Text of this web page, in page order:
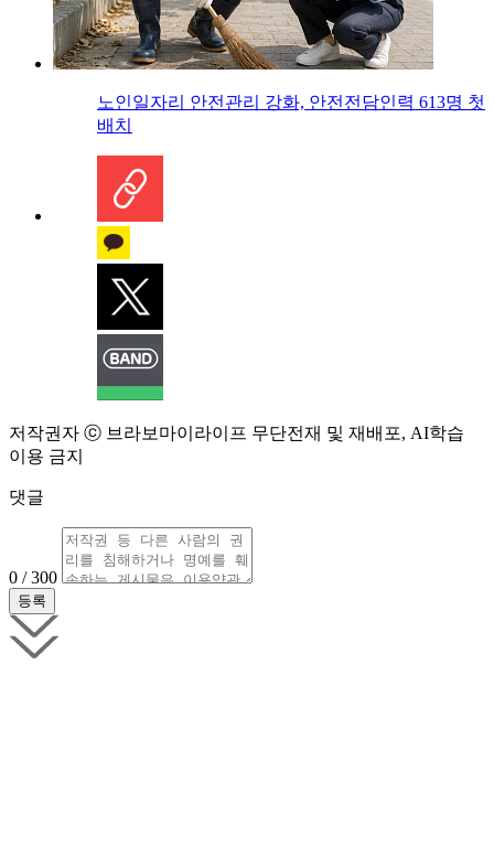
노인일자리 안전관리 강화, 안전전담인력 613명 첫
배치
저작권자 ⓒ 브라보마이라이프 무단전재 및 재배포, AI학습
이용 금지
댓글
0 / 300